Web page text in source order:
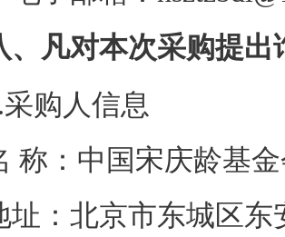
、凡对本次采购提
采购人信息
称：中国宋
址：北京市